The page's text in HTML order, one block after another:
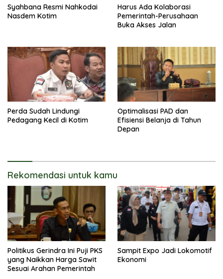
Syahbana Resmi Nahkodai
Nasdem Kotim
Harus Ada Kolaborasi
Pemerintah-Perusahaan
Buka Akses Jalan
Perda Sudah Lindungi
Pedagang Kecil di Kotim
Optimalisasi PAD dan
Efisiensi Belanja di Tahun
Depan
Rekomendasi untuk kamu
Politikus Gerindra Ini Puji PKS
yang Naikkan Harga Sawit
Sesuai Arahan Pemerintah
Sampit Expo Jadi Lokomotif
Ekonomi